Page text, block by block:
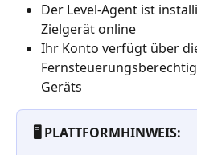
Der Level-Agent ist
Zielgerät online
Ihr Konto verfügt über
Geräts
🖥️ PLATTFORMHINWEIS: